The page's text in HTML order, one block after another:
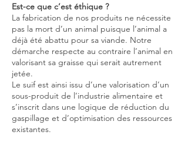
Est-ce que c’est éthique ?
La fabrication de nos produits ne nécessite
pas la mort d’un animal puisque l’animal a
déjà été abattu pour sa viande. Notre
démarche respecte au contraire l’animal en
valorisant sa graisse qui serait autrement
jetée.
Le suif est ainsi issu d’une valorisation d’un
sous-produit de l’industrie alimentaire et
s’inscrit dans une logique de réduction du
gaspillage et d’optimisation des ressources
existantes.